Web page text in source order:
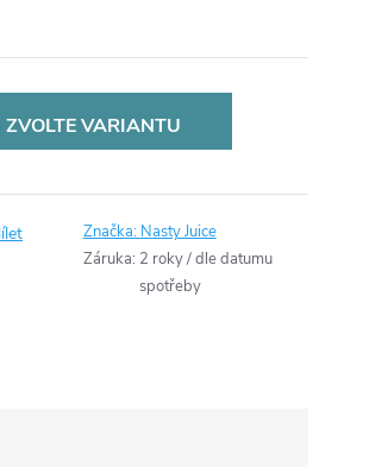
ZVOLTE VARIANTU
Značka: Nasty Juice
Záruka: 2 roky / dle datumu
spotřeby